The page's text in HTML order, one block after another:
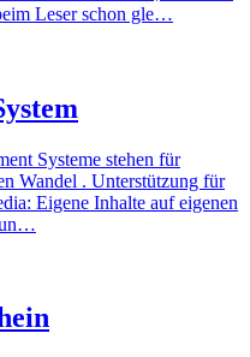
Leser schon gle…
Systeme stehen für
Wandel . Unterstützung für
Eigene Inhalte auf eigenen